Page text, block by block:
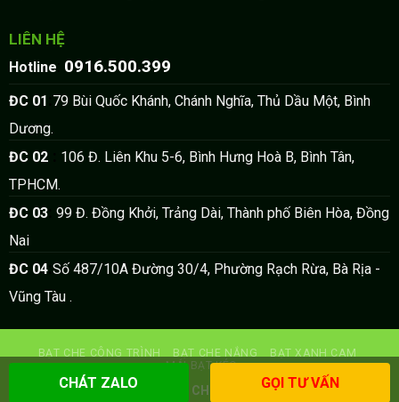
LIÊN HỆ
Hotline 0916.500.399
ĐC 01 79 Bùi Quốc Khánh, Chánh Nghĩa, Thủ Dầu Một, Bình
Dương.
ĐC 02:
106 Đ. Liên Khu 5-6, Bình Hưng Hoà B, Bình Tân,
TPHCM.
ĐC 03: 99 Đ. Đồng Khởi, Trảng Dài, Thành phố Biên Hòa, Đồng
Nai
ĐC 04: Số 487/10A Đường 30/4, Phường Rạch Rừa, Bà Rịa -
Vũng Tàu .
BẠT CHE CÔNG TRÌNH BẠT CHE NẮNG
BẠT XANH CAM
MÁI BẠT KÉO
Copyright 2026 © BẠT CHE NẮNG HOÀNG PHÁT
CHÁT ZALO GỌI TƯ VẤN